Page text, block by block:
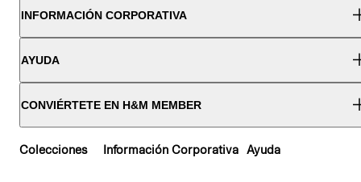
INFORMACIÓN CORPORATIVA
AYUDA
CONVIÉRTETE EN H&M MEMBER
Colecciones Información Corporativa Ayuda